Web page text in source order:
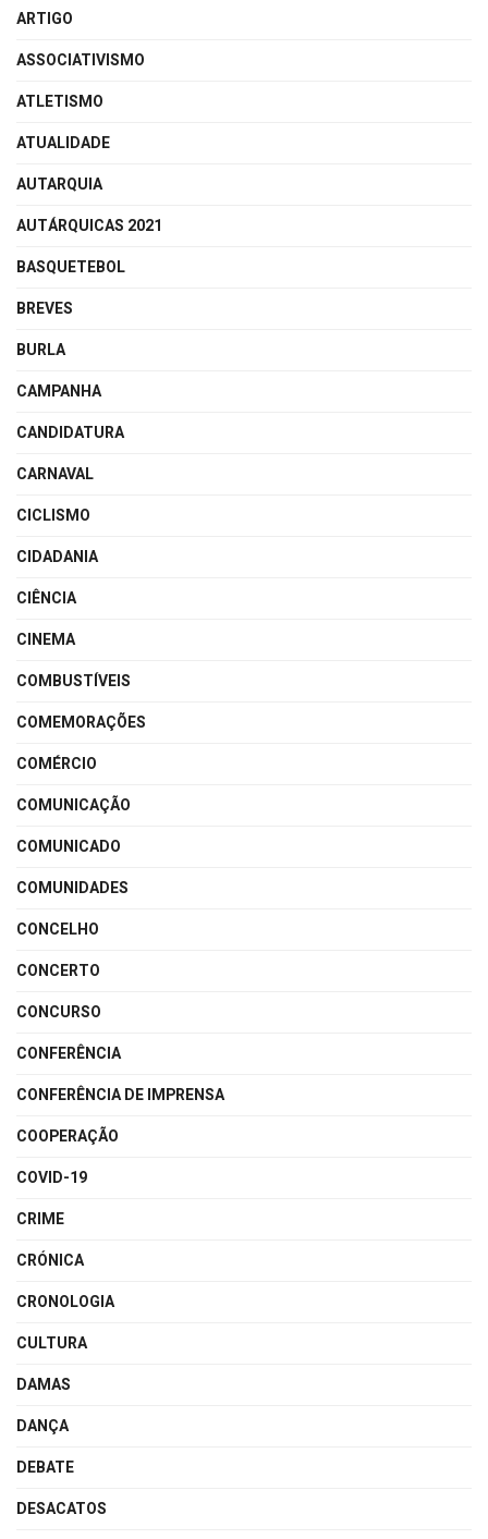
ARTIGO
ASSOCIATIVISMO
ATLETISMO
ATUALIDADE
AUTARQUIA
AUTÁRQUICAS 2021
BASQUETEBOL
BREVES
BURLA
CAMPANHA
CANDIDATURA
CARNAVAL
CICLISMO
CIDADANIA
CIÊNCIA
CINEMA
COMBUSTÍVEIS
COMEMORAÇÕES
COMÉRCIO
COMUNICAÇÃO
COMUNICADO
COMUNIDADES
CONCELHO
CONCERTO
CONCURSO
CONFERÊNCIA
CONFERÊNCIA DE IMPRENSA
COOPERAÇÃO
COVID-19
CRIME
CRÓNICA
CRONOLOGIA
CULTURA
DAMAS
DANÇA
DEBATE
DESACATOS